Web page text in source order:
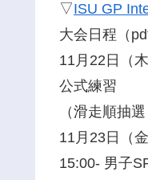
▽ISU GP
大会日程（
11月22日（木
公式練習
（滑走順抽
11月23日（金
15:00- 男子